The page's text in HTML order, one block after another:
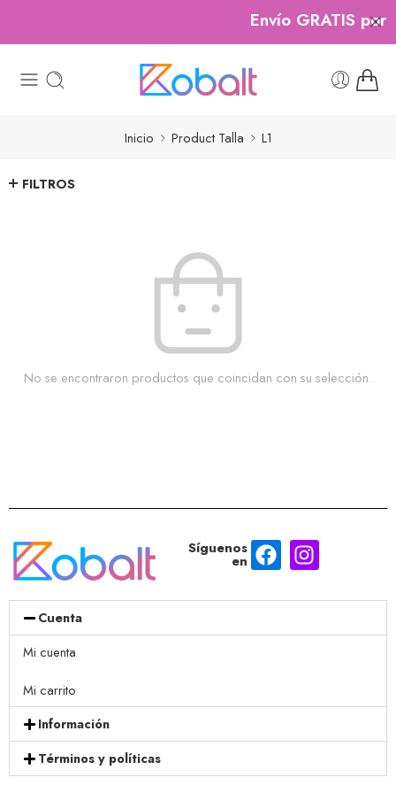
Envío GRATIS
Inicio Product Talla L1
FILTROS
No se encontraron productos que coincidan con su selección.
Síguenos
en
Cuenta
Mi cuenta
Mi carrito
Información
Términos y políticas